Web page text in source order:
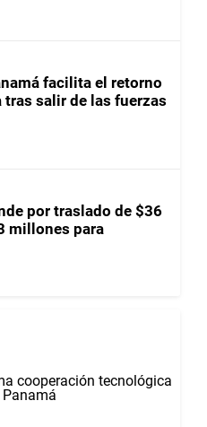
facilita el retorno
salir de las fuerzas
por traslado de $36
millones para